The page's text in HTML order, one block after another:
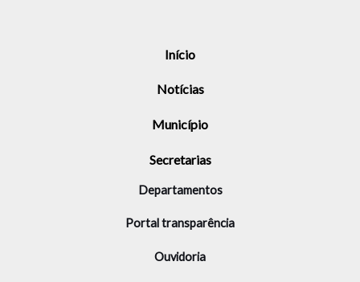
Início
Notícias
Município
Secretarias
Departamentos
Portal transparência
Ouvidoria